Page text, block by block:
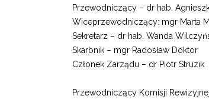
Przewodniczący – dr hab.
Wiceprzewodniczący: mgr Marta
Sekretarz – dr hab. Wanda
Skarbnik – mgr Radosław Doktor
Członek Zarządu – dr Piotr Struzik
Przewodniczący Komisji